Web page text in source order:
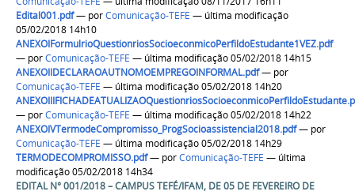
Edital001.pdf— porComunicação-TEFE — última modificação
05/02/2018 14h10
ANEXOIFormulrioQuestionriosSocioeconmicoPerfildoEstudante1VEZ.pdf
— porComunicação-TEFE — última modificação 05/02/2018 14h15
ANEXOIIDECLARAOAUTNOMOEMPREGOINFORMAL.pdf— por
Comunicação-TEFE — última modificação 05/02/2018 14h20
— porComunicação-TEFE — última modificação 05/02/2018 14h22
ANEXOIVTermodeCompromisso_ProgSocioassistencial2018.pdf— por
Comunicação-TEFE — última modificação 05/02/2018 14h29
TERMODECOMPROMISSO.pdf— porComunicação-TEFE — última
modificação 05/02/2018 14h34
EDITAL N° 001/2018 – CAMPUS TEFÉ/IFAM, DE 05 DE FEVEREIRO DE